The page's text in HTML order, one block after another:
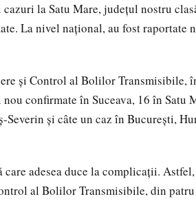
la Satu Mare, județul nostru
La nivel național, au fost raportate
şi Control al Bolilor Transmisibile,
confirmate în Suceava, 16 în Satu
și câte un caz în București,
adesea duce la complicaţii.
al Bolilor Transmisibile, din patru